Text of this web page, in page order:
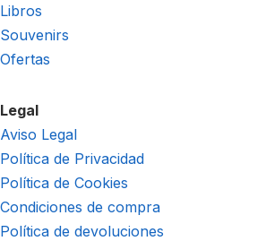
Libros
Souvenirs
Ofertas
Legal
Aviso Legal
Política de Privacidad
Política de Cookies
Condiciones de compra
Política de devoluciones